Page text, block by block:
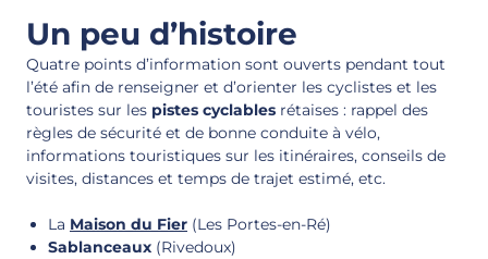
Un peu d’histoire
Quatre points d’information sont ouverts pendant tout
l’été afin de renseigner et d’orienter les cyclistes et les
touristes sur les pistes cyclables rétaises : rappel des
règles de sécurité et de bonne conduite à vélo,
informations touristiques sur les itinéraires, conseils de
visites, distances et temps de trajet estimé, etc.
La Maison du Fier (Les Portes-en-Ré)
Sablanceaux (Rivedoux)